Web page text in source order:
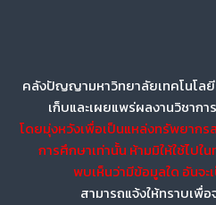
คลังปัญญามหาวิทยาลัยเทคโนโล
เก็บและเผยแพร่ผลงานวิชาก
โดยมุ่งหวังเพื่อเป็นแหล่งทรัพยากร
การศึกษาเท่านั้น ห้ามมิให้ใช้ไปใ
พบเห็นว่ามีข้อมูลใด อันจะ
สามารถแจ้งให้ทราบเพื่อ